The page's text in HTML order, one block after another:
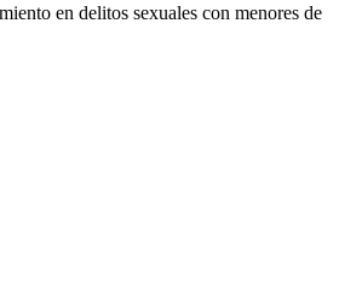
en delitos sexuales con menores de